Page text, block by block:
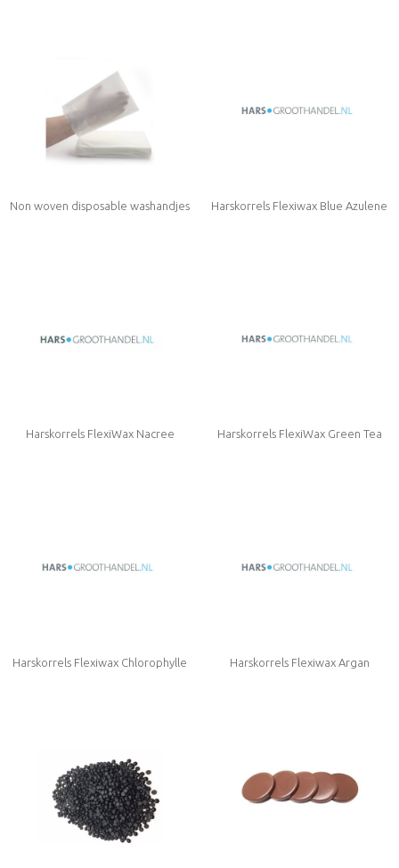
Non woven disposable washandjes Harskorrels Flexiwax Blue Azulene
Harskorrels FlexiWax Nacree Harskorrels FlexiWax Green Tea
Harskorrels Flexiwax Chlorophylle Harskorrels Flexiwax Argan